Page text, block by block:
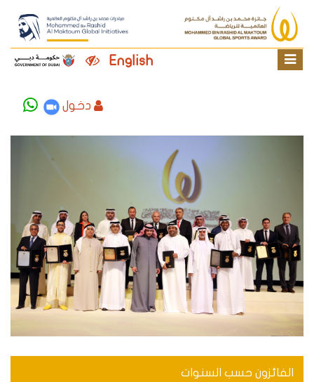
English
دخول
الفائزون حسب السنوات